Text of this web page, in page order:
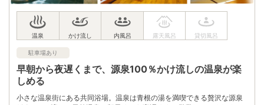
駐車場あり
早朝から夜遅くまで、源泉100％かけ流しの温泉が楽
しめる
小さな温泉街にある共同浴場。温泉は青根の湯を満喫できる贅沢な源泉